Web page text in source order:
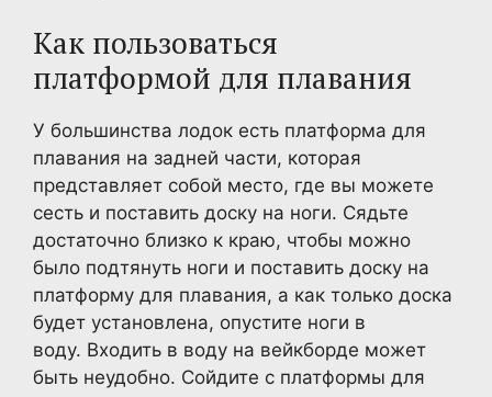
Как пользоваться
платформой для плавания
У большинства лодок есть платформа для
плавания на задней части, которая
представляет собой место, где вы можете
сесть и поставить доску на ноги. Сядьте
достаточно близко к краю, чтобы можно
было подтянуть ноги и поставить доску на
платформу для плавания, а как только доска
будет установлена, опустите ноги в
воду. Входить в воду на вейкборде может
быть неудобно. Сойдите с платформы для